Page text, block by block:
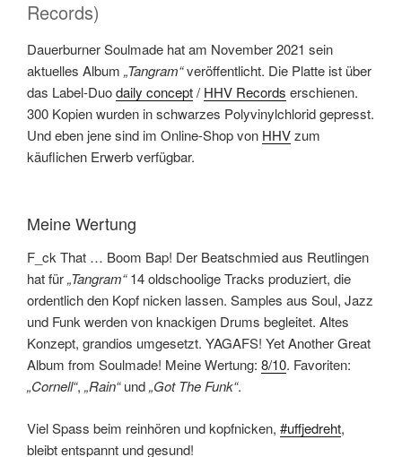
Records)
Dauerburner Soulmade hat am November 2021 sein
aktuelles Album „Tangram“veröffentlicht. Die Platte ist über
das Label-Duodaily concept/ HHV Records erschienen.
300 Kopien wurden in schwarzes Polyvinylchlorid gepresst.
Und eben jene sind im Online-Shop von HHVzum
käuflichen Erwerb verfügbar.
Meine Wertung
F_ck That … Boom Bap! Der Beatschmied aus Reutlingen
hat für„Tangram“14 oldschoolige Tracks produziert, die
ordentlich den Kopf nicken lassen. Samples aus Soul, Jazz
und Funk werden von knackigen Drums begleitet. Altes
Konzept, grandios umgesetzt. YAGAFS! Yet Another Great
Album from Soulmade! Meine Wertung: 8/10. Favoriten:
„Cornell“, „Rain“und„Got The Funk“.
Viel Spass beim reinhören und kopfnicken, #uffjedreht,
bleibt entspannt und gesund!